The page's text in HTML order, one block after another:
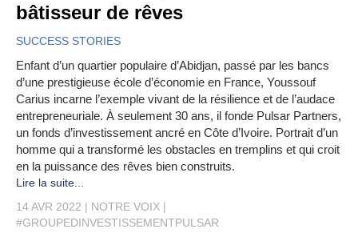
bâtisseur de rêves
SUCCESS STORIES
Enfant d’un quartier populaire d’Abidjan, passé par les bancs
d’une prestigieuse école d’économie en France, Youssouf
Carius incarne l’exemple vivant de la résilience et de l’audace
entrepreneuriale. À seulement 30 ans, il fonde Pulsar Partners,
un fonds d’investissement ancré en Côte d’Ivoire. Portrait d’un
homme qui a transformé les obstacles en tremplins et qui croit
en la puissance des rêves bien construits.
Lire la suite...
14 AVR 2022
NOTRE VOIX
#GROUPEDINVESTISSEMENTPULSAR